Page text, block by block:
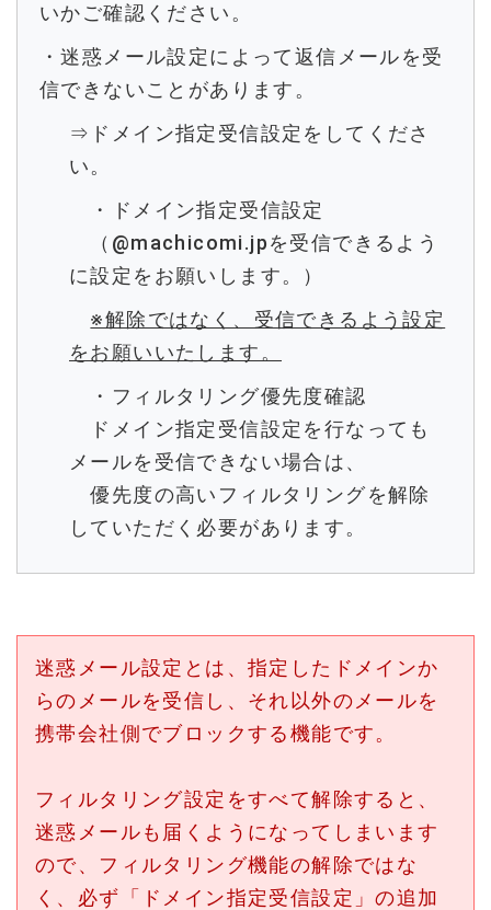
いかご確認ください。
・迷惑メール設定によって返信メールを受
信できないことがあります。
⇒ドメイン指定受信設定をしてくださ
い。
・ドメイン指定受信設定
（@machicomi.jpを受信できるよう
に設定をお願いします。）
※解除ではなく、受信できるよう設定
をお願いいたします。
・フィルタリング優先度確認
ドメイン指定受信設定を行なっても
メールを受信できない場合は、
優先度の高いフィルタリングを解除
していただく必要があります。
迷惑メール設定とは、指定したドメインか
らのメールを受信し、それ以外のメールを
携帯会社側でブロックする機能です。
フィルタリング設定をすべて解除すると、
迷惑メールも届くようになってしまいます
ので、フィルタリング機能の解除ではな
く、必ず「ドメイン指定受信設定」の追加